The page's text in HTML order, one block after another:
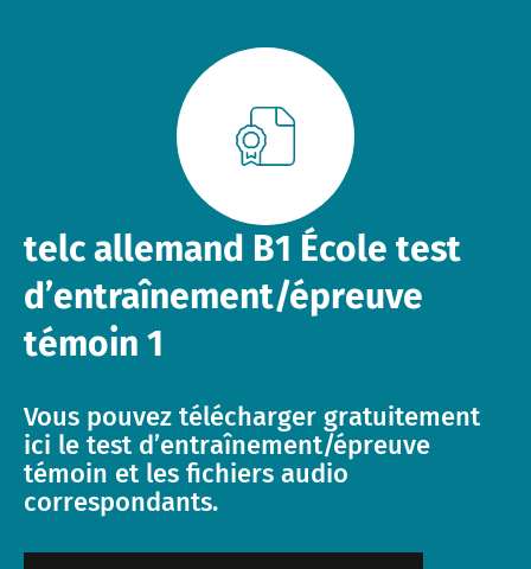
Dossiers d’information
Formats de formation
Formation : Assistance et FAQ
Lettre d'information
Salles de conférence à Bad Homburg
telc allemand B1 École test
d’entraînement/épreuve
témoin 1
Vous pouvez télécharger gratuitement
ici le test d’entraînement/épreuve
témoin et les fichiers audio
correspondants.